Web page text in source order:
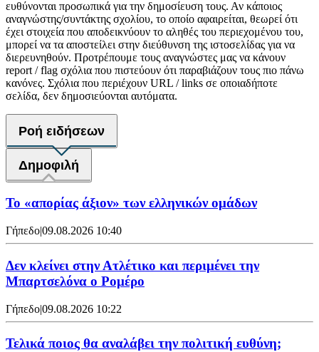
ευθύνονται προσωπικά για την δημοσίευση τους. Αν κάποιος
αναγνώστης/συντάκτης σχολίου, το οποίο αφαιρείται, θεωρεί ότι
έχει στοιχεία που αποδεικνύουν το αληθές του περιεχομένου του,
μπορεί να τα αποστείλει στην διεύθυνση της ιστοσελίδας για να
διερευνηθούν. Προτρέπουμε τους αναγνώστες μας να κάνουν
report / flag σχόλια που πιστεύουν ότι παραβιάζουν τους πιο πάνω
κανόνες. Σχόλια που περιέχουν URL / links σε οποιαδήποτε
σελίδα, δεν δημοσιεύονται αυτόματα.
Ροή ειδήσεων
Δημοφιλή
Το «απορίας άξιον» των ελληνικών ομάδων
Γήπεδο|09.08.2026 10:40
Δεν κλείνει στην Ατλέτικο και περιμένει την
Μπαρτσελόνα ο Ρομέρο
Γήπεδο|09.08.2026 10:22
Τελικά ποιος θα αναλάβει την πολιτική ευθύνη;